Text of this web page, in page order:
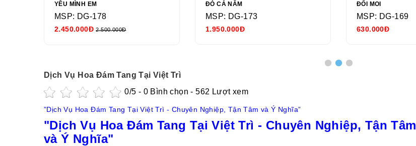
YÊU MÌNH EM
MSP: DG-178
2.450.000Đ 2.500.000Đ
ĐỎ CẢ NĂM
MSP: DG-173
1.950.000Đ
ĐỔI MOI
MSP: DG-169
630.000Đ
Dịch Vụ Hoa Đám Tang Tại Việt Trì
0/5 - 0 Bình chọn - 562 Lượt xem
”Dịch Vụ Hoa Đám Tang Tại Việt Trì - Chuyên Nghiệp, Tận Tâm và Ý Nghĩa”
"Dịch Vụ Hoa Đám Tang Tại Việt Trì - Chuyên Nghiệp, Tận Tâm
và Ý Nghĩa"